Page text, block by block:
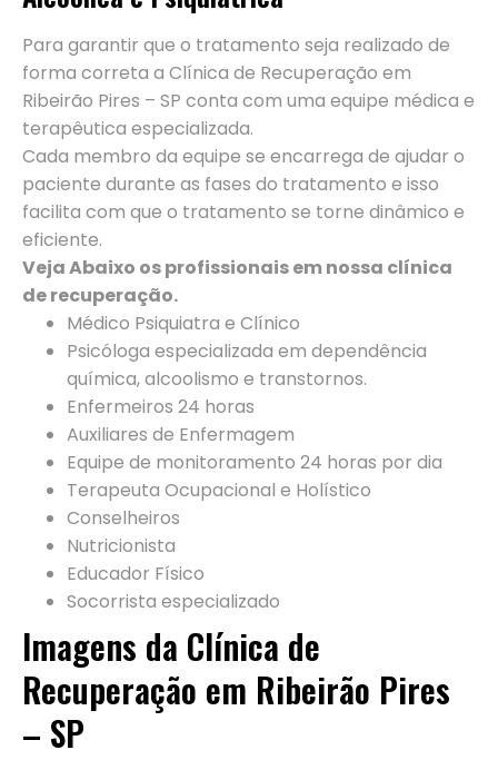
Para garantir que o tratamento seja realizado de
forma correta a Clínica de Recuperação em
Ribeirão Pires – SP conta com uma equipe médica e
terapêutica especializada.
Cada membro da equipe se encarrega de ajudar o
paciente durante as fases do tratamento e isso
facilita com que o tratamento se torne dinâmico e
eficiente.
Veja Abaixo os profissionais em nossa clínica
de recuperação.
Médico Psiquiatra e Clínico
Psicóloga especializada em dependência
química, alcoolismo e transtornos.
Enfermeiros 24 horas
Auxiliares de Enfermagem
Equipe de monitoramento 24 horas por dia
Terapeuta Ocupacional e Holístico
Conselheiros
Nutricionista
Educador Físico
Socorrista especializado
Imagens da Clínica de
Recuperação em Ribeirão Pires
– SP